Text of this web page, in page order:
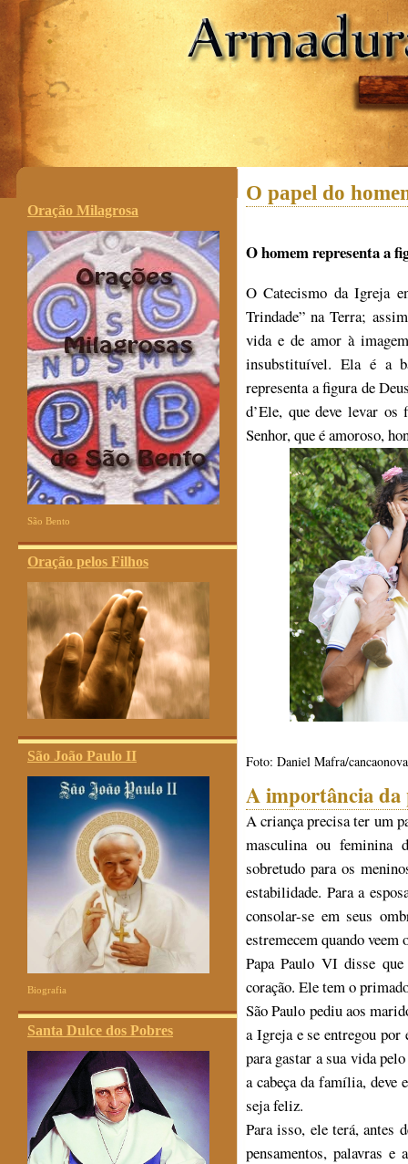
.
Oração Milagrosa
São Bento
Oração pelos Filhos
São João Paulo II
Biografia
Santa Dulce dos Pobres
O papel do
O homem representa a
O Catecismo da Igreja
Trindade” na Terra;
vida e de amor à
insubstituível. Ela é a
representa a figura de
d’Ele, que deve levar
Senhor, que é amoroso,
Foto: Daniel Mafra/
A importância da
A criança precisa ter um
masculina ou feminina
sobretudo para os
estabilidade. Para a
consolar-se em seus
estremecem quando veem
Papa Paulo VI disse
coração. Ele tem o
São Paulo pediu aos
a Igreja e se entregou
para gastar a sua vida
a cabeça da família,
seja feliz.
Para isso, ele terá, antes
pensamentos, palavras